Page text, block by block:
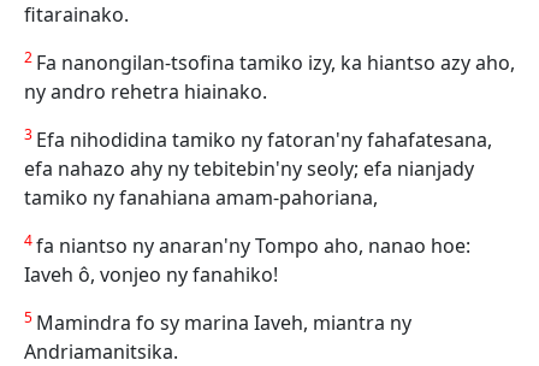
fitarainako.
2 Fa nanongilan-tsofina tamiko izy, ka hiantso azy aho,
ny andro rehetra hiainako.
3 Efa nihodidina tamiko ny fatoran'ny fahafatesana,
efa nahazo ahy ny tebitebin'ny seoly; efa nianjady
tamiko ny fanahiana amam-pahoriana,
4fa niantso ny anaran'ny Tompo aho, nanao hoe:
Iaveh ô, vonjeo ny fanahiko!
5 Mamindra fo sy marina Iaveh, miantra ny
Andriamanitsika.